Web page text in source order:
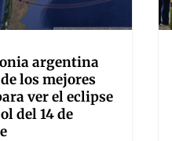
argentina
los mejores
ver el eclipse
del 14 de